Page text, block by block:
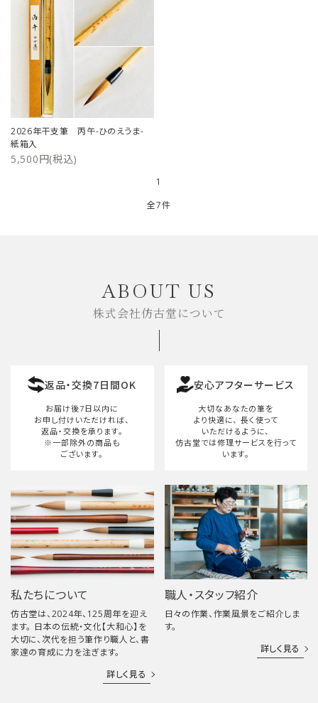
2026年干支筆 丙午-ひのえうま-
紙箱入
5,500円(税込)
1
全7件
検索する
ABOUT US
株式会社仿古堂について
返品・交換7日間OK
お届け後7日以内に
お申し付けいただければ、
返品・交換を承ります。
※一部除外の商品も
ございます。
安心アフターサービス
大切なあなたの筆を
より快適に、 長く使って
いただけるように、
仿古堂では修理サービスを行って
います。
私たちについて
仿古堂は、2024年、125周年を迎え
ます。 日本の伝統・文化【大和心】を
大切に、次代を担う筆作り職人と、書
家達の育成に力を注ぎます。
詳しく見る
職人・スタッフ紹介
日々の作業、作業風景をご紹介しま
す。
詳しく見る